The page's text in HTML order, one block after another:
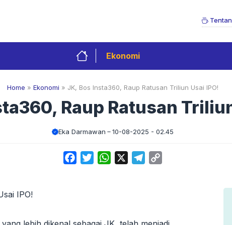
Ekonomi
Home » Ekonomi » JK, Bos Insta360, Raup Ratusan Triliun Usai IPO!
Raup Ratusan
Eka Darmawan 10-08-2025 - 02.45
FacebookTwitterWhatsApp Telegram